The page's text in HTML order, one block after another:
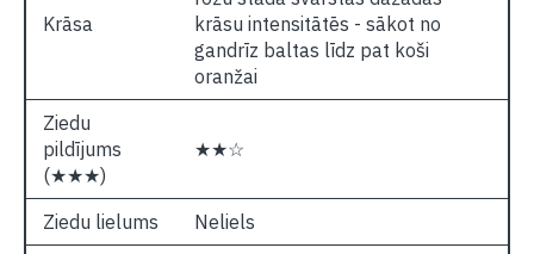
Krāsa
krāsu intensitātēs - sākot no
gandrīz baltas līdz pat koši
oranžai
Ziedu
pildījums
(★★★)
★★☆
Ziedu lielums Neliels